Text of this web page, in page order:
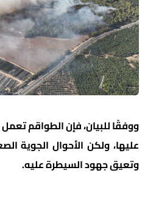
ووفقًا للبيان، فإن الطواقم
عليها، ولكن الأحوال الجوية
وتعيق جهود السيطرة عليه.